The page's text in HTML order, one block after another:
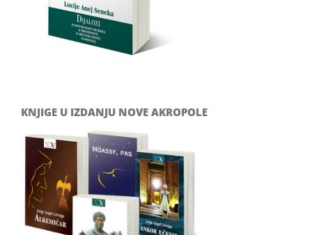
KNJIGE U IZDANJU NOVE AKROPOLE